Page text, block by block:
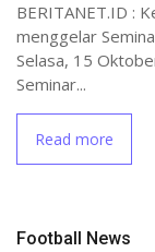
BERITANET.ID :
menggelar
Selasa, 15
Seminar...
Read more
Football News